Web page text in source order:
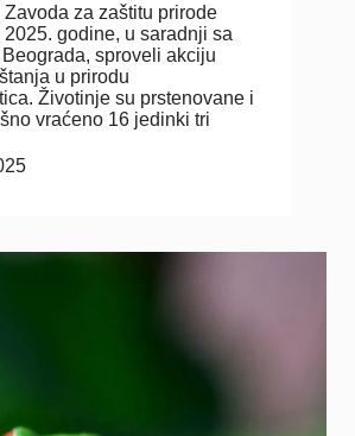
za zaštitu prirode
godine, u saradnji sa
sproveli akciju
u prirodu
Životinje su prstenovane i
vraćeno 16 jedinki tri